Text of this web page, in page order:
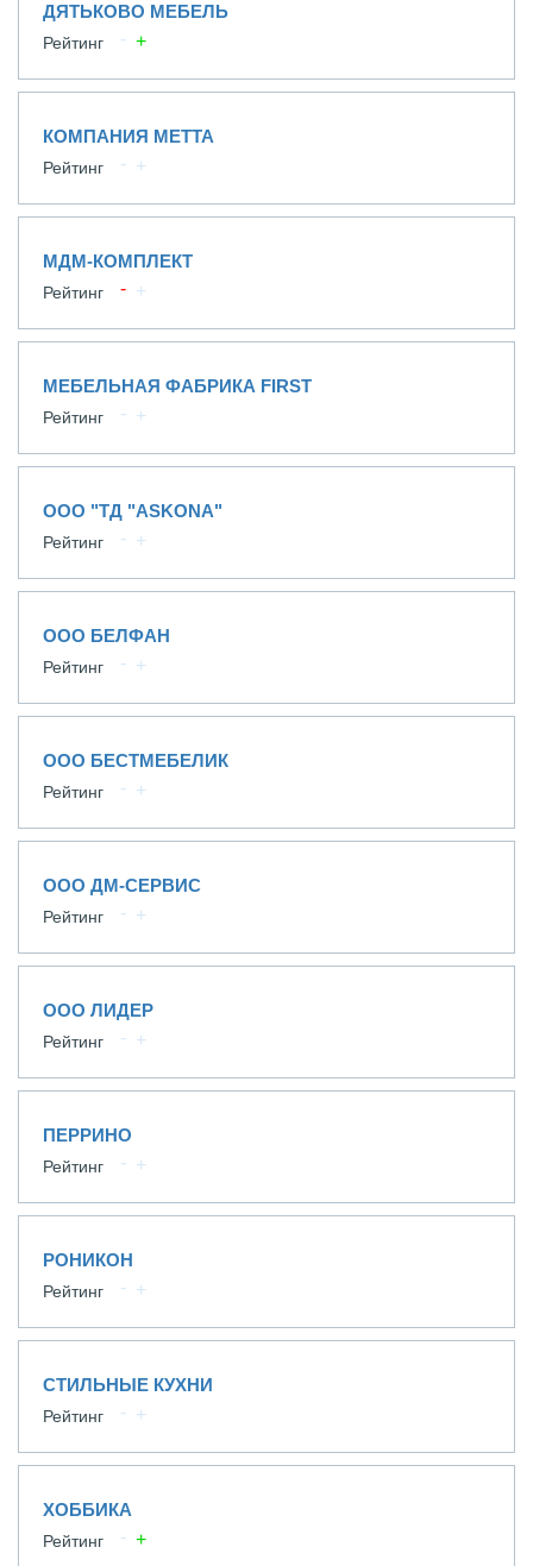
ДЯТЬКОВО МЕБЕЛЬ
Рейтинг
КОМПАНИЯ МЕТТА
Рейтинг
МДМ-КОМПЛЕКТ
Рейтинг
МЕБЕЛЬНАЯ ФАБРИКА FIRST
Рейтинг
ООО "ТД "ASKONA"
Рейтинг
ООО БЕЛФАН
Рейтинг
ООО БЕСТМЕБЕЛИК
Рейтинг
ООО ДМ-СЕРВИС
Рейтинг
ООО ЛИДЕР
Рейтинг
ПЕРРИНО
Рейтинг
РОНИКОН
Рейтинг
СТИЛЬНЫЕ КУХНИ
Рейтинг
ХОББИКА
Рейтинг